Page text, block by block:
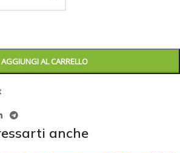
AGGIUNGI AL CARRELLO
anche